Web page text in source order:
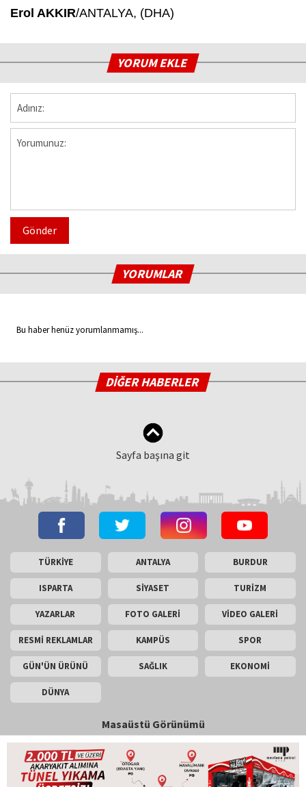
Erol AKKIR/ANTALYA, (DHA)
YORUM EKLE
Gönder
YORUMLAR
Bu haber henüz yorumlanmamış...
DİĞER HABERLER
Sayfa başına git
TÜRKİYE ANTALYA BURDUR
ISPARTA SİYASET TURİZM
YAZARLAR FOTO GALERİ VİDEO GALERİ
RESMİ REKLAMLAR KAMPÜS SPOR
GÜN'ÜN ÜRÜNÜ SAĞLIK EKONOMİ
DÜNYA
Masaüstü Görünümü
İletişim
Copyright © 2026 Gün Haber